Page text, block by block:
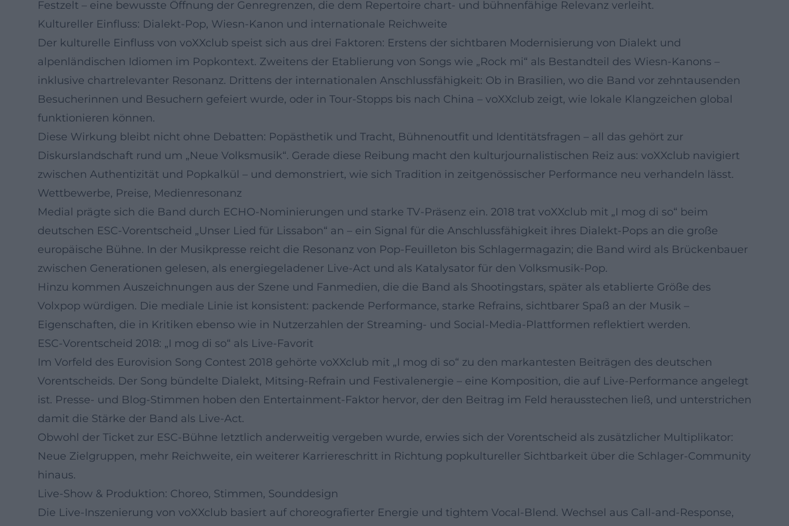
Festzelt – eine bewusste Öffnung der Genregrenzen, die dem Repertoire chart- und bühnenfähige Relevanz verleiht.
Kultureller Einfluss: Dialekt-Pop, Wiesn-Kanon und internationale Reichweite
Der kulturelle Einfluss von voXXclub speist sich aus drei Faktoren: Erstens der sichtbaren Modernisierung von Dialekt und
alpenländischen Idiomen im Popkontext. Zweitens der Etablierung von Songs wie „Rock mi“ als Bestandteil des Wiesn-Kanons –
inklusive chartrelevanter Resonanz. Drittens der internationalen Anschlussfähigkeit: Ob in Brasilien, wo die Band vor zehntausenden
Besucherinnen und Besuchern gefeiert wurde, oder in Tour-Stopps bis nach China – voXXclub zeigt, wie lokale Klangzeichen global
funktionieren können.
Diese Wirkung bleibt nicht ohne Debatten: Popästhetik und Tracht, Bühnenoutfit und Identitätsfragen – all das gehört zur
Diskurslandschaft rund um „Neue Volksmusik“. Gerade diese Reibung macht den kulturjournalistischen Reiz aus: voXXclub navigiert
zwischen Authentizität und Popkalkül – und demonstriert, wie sich Tradition in zeitgenössischer Performance neu verhandeln lässt.
Wettbewerbe, Preise, Medienresonanz
Medial prägte sich die Band durch ECHO-Nominierungen und starke TV-Präsenz ein. 2018 trat voXXclub mit „I mog di so“ beim
deutschen ESC-Vorentscheid „Unser Lied für Lissabon“ an – ein Signal für die Anschlussfähigkeit ihres Dialekt-Pops an die große
europäische Bühne. In der Musikpresse reicht die Resonanz von Pop-Feuilleton bis Schlagermagazin; die Band wird als Brückenbauer
zwischen Generationen gelesen, als energiegeladener Live-Act und als Katalysator für den Volksmusik-Pop.
Hinzu kommen Auszeichnungen aus der Szene und Fanmedien, die die Band als Shootingstars, später als etablierte Größe des
Volxpop würdigen. Die mediale Linie ist konsistent: packende Performance, starke Refrains, sichtbarer Spaß an der Musik –
Eigenschaften, die in Kritiken ebenso wie in Nutzerzahlen der Streaming- und Social-Media-Plattformen reflektiert werden.
ESC-Vorentscheid 2018: „I mog di so“ als Live-Favorit
Im Vorfeld des Eurovision Song Contest 2018 gehörte voXXclub mit „I mog di so“ zu den markantesten Beiträgen des deutschen
Vorentscheids. Der Song bündelte Dialekt, Mitsing-Refrain und Festivalenergie – eine Komposition, die auf Live-Performance angelegt
ist. Presse- und Blog-Stimmen hoben den Entertainment-Faktor hervor, der den Beitrag im Feld herausstechen ließ, und unterstrichen
damit die Stärke der Band als Live-Act.
Obwohl der Ticket zur ESC-Bühne letztlich anderweitig vergeben wurde, erwies sich der Vorentscheid als zusätzlicher Multiplikator:
Neue Zielgruppen, mehr Reichweite, ein weiterer Karriereschritt in Richtung popkultureller Sichtbarkeit über die Schlager-Community
hinaus.
Live-Show & Produktion: Choreo, Stimmen, Sounddesign
Die Live-Inszenierung von voXXclub basiert auf choreografierter Energie und tightem Vocal-Blend. Wechsel aus Call-and-Response,